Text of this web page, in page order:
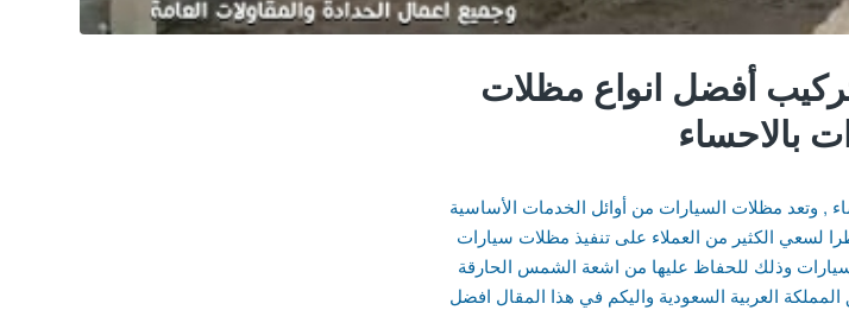
أفضل انواع مظلات
بالاحساء
, وتعد مظلات السيارات من أوائل الخدمات الأساسية
لسعي الكثير من العملاء على تنفيذ مظلات سيارات
وذلك للحفاظ عليها من اشعة الشمس الحارقة
العربية السعودية واليكم في هذا المقال افضل